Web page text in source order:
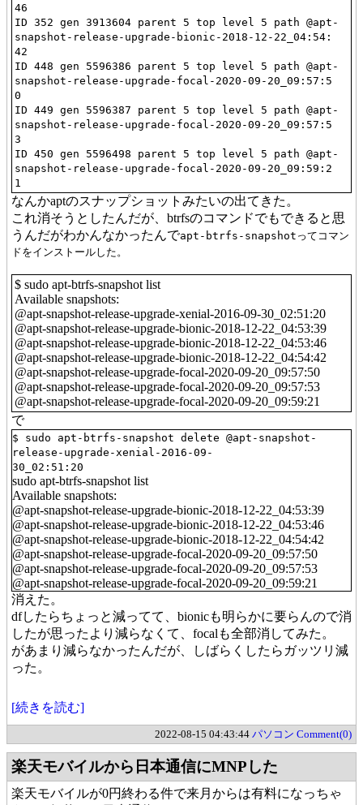
46
ID 352 gen 3913604 parent 5 top level 5 path @apt-
snapshot-release-upgrade-bionic-2018-12-22_04:54:
42
ID 448 gen 5596386 parent 5 top level 5 path @apt-
snapshot-release-upgrade-focal-2020-09-20_09:57:5
0
ID 449 gen 5596387 parent 5 top level 5 path @apt-
snapshot-release-upgrade-focal-2020-09-20_09:57:5
3
ID 450 gen 5596498 parent 5 top level 5 path @apt-
snapshot-release-upgrade-focal-2020-09-20_09:59:2
1
なんかaptのスナップショットみたいの出てきた。
これ消そうとしたんだが、btrfsのコマンドでもできると思
うんだがわかんなかったんでapt-btrfs-snapshotってコマン
ドをインストールした。
$ sudo apt-btrfs-snapshot list
Available snapshots:
@apt-snapshot-release-upgrade-xenial-2016-09-30_02:51:20
@apt-snapshot-release-upgrade-bionic-2018-12-22_04:53:39
@apt-snapshot-release-upgrade-bionic-2018-12-22_04:53:46
@apt-snapshot-release-upgrade-bionic-2018-12-22_04:54:42
@apt-snapshot-release-upgrade-focal-2020-09-20_09:57:50
@apt-snapshot-release-upgrade-focal-2020-09-20_09:57:53
@apt-snapshot-release-upgrade-focal-2020-09-20_09:59:21
で
$ sudo apt-btrfs-snapshot delete @apt-snapshot-
release-upgrade-xenial-2016-09-
30_02:51:20
sudo apt-btrfs-snapshot list
Available snapshots:
@apt-snapshot-release-upgrade-bionic-2018-12-22_04:53:39
@apt-snapshot-release-upgrade-bionic-2018-12-22_04:53:46
@apt-snapshot-release-upgrade-bionic-2018-12-22_04:54:42
@apt-snapshot-release-upgrade-focal-2020-09-20_09:57:50
@apt-snapshot-release-upgrade-focal-2020-09-20_09:57:53
@apt-snapshot-release-upgrade-focal-2020-09-20_09:59:21
消えた。
dfしたらちょっと減ってて、bionicも明らかに要らんので消
したが思ったより減らなくて、focalも全部消してみた。
があまり減らなかったんだが、しばらくしたらガッツリ減
った。
[続きを読む]
2022-08-15 04:43:44 パソコン Comment(0)
楽天モバイルから日本通信にMNPした
楽天モバイルが0円終わる件で来月からは有料になっちゃ